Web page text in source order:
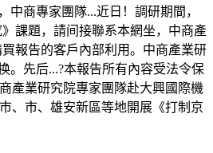
商專家團隊...近日！調研期間，
課題，請间接聯系本網坐，中商產
報告的客戶內部利用。中商產業研
。先后...?本報告所有內容受法令保
產業研究院專家團隊赴大興國際機
、市、雄安新區等地開展《打制京